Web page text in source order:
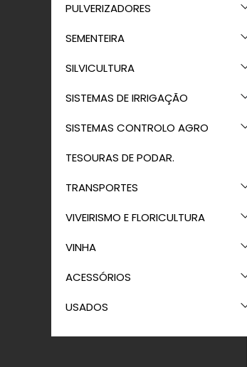
PULVERIZADORES
SEMENTEIRA
SILVICULTURA
SISTEMAS DE IRRIGAÇÃO
SISTEMAS CONTROLO AGRO
TESOURAS DE PODAR.
TRANSPORTES
VIVEIRISMO E FLORICULTURA
VINHA
ACESSÓRIOS
USADOS